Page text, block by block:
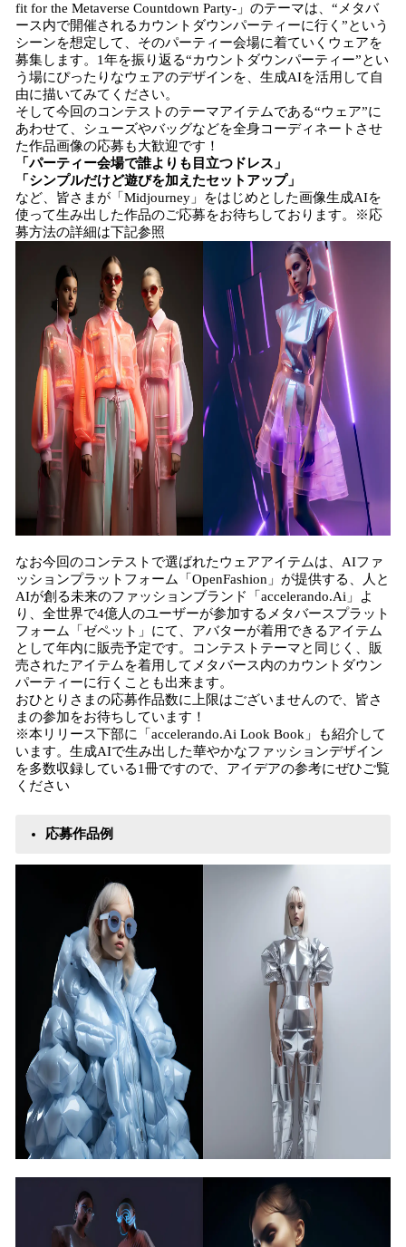
fit for the Metaverse Countdown Party-」のテーマは、“メタバ
ース内で開催されるカウントダウンパーティーに行く”という
シーンを想定して、そのパーティー会場に着ていくウェアを
募集します。1年を振り返る“カウントダウンパーティー”とい
う場にぴったりなウェアのデザインを、生成AIを活用して自
由に描いてみてください。
そして今回のコンテストのテーマアイテムである“ウェア”に
あわせて、シューズやバッグなどを全身コーディネートさせ
た作品画像の応募も大歓迎です！
「パーティー会場で誰よりも目立つドレス」
「シンプルだけど遊びを加えたセットアップ」
など、皆さまが「Midjourney」をはじめとした画像生成AIを
使って生み出した作品のご応募をお待ちしております。※応
募方法の詳細は下記参照
なお今回のコンテストで選ばれたウェアアイテムは、AIファ
ッションプラットフォーム「OpenFashion」が提供する、人と
AIが創る未来のファッションブランド「accelerando.Ai」よ
り、全世界で4億人のユーザーが参加するメタバースプラット
フォーム「ゼペット」にて、アバターが着用できるアイテム
として年内に販売予定です。コンテストテーマと同じく、販
売されたアイテムを着用してメタバース内のカウントダウン
パーティーに行くことも出来ます。
おひとりさまの応募作品数に上限はございませんので、皆さ
まの参加をお待ちしています！
※本リリース下部に「accelerando.Ai Look Book」も紹介して
います。生成AIで生み出した華やかなファッションデザイン
を多数収録している1冊ですので、アイデアの参考にぜひご覧
ください
応募作品例